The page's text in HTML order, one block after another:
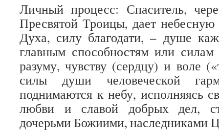
Личный процесс: Спаситель,
Пресвятой Троицы, дает
Духа, силу благодати, – душе
главным способностям или
разуму, чувству (сердцу) и воле
силы души человеческой
поднимаются к небу, исполняясь
любви и славой добрых дел,
дочерьми Божиими, наследниками